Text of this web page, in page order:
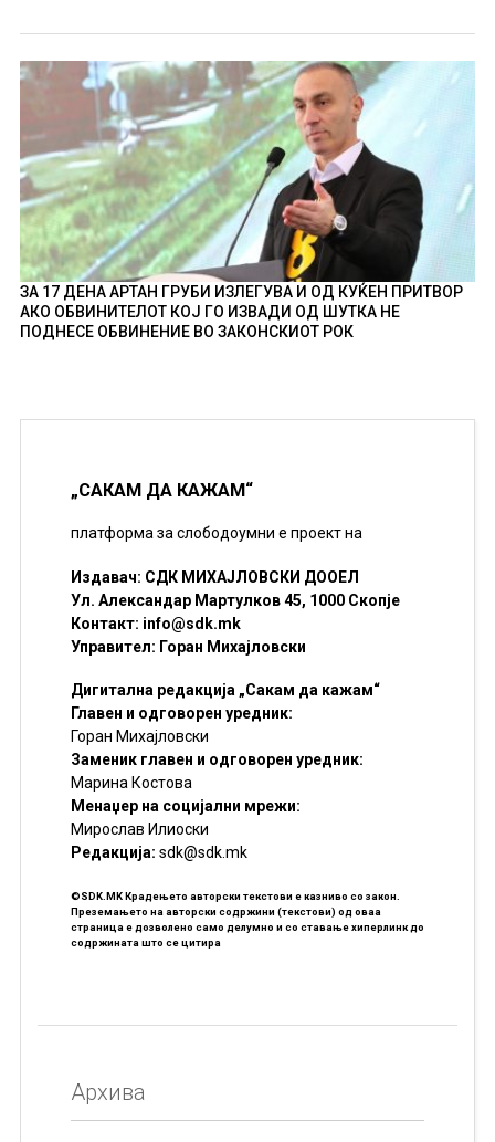
ЗА 17 ДЕНА АРТАН ГРУБИ ИЗЛЕГУВА И ОД КУЌЕН ПРИТВОР
АКО ОБВИНИТЕЛОТ КОЈ ГО ИЗВАДИ ОД ШУТКА НЕ
ПОДНЕСЕ ОБВИНЕНИЕ ВО ЗАКОНСКИОТ РОК
„САКАМ ДА КАЖАМ“
платформа за слободоумни е проект на
Издавач: СДК МИХАЈЛОВСКИ ДООЕЛ
Ул. Александар Мартулков 45, 1000 Скопје
Контакт: info@sdk.mk
Управител: Горан Михајловски
Дигитална редакција „Сакам да кажам“
Главен и одговорен уредник:
Горан Михајловски
Заменик главен и одговорен уредник:
Марина Костова
Менаџер на социјални мрежи:
Мирослав Илиоски
Редакцијa: sdk@sdk.mk
©SDK.MK Крадењето авторски текстови е казниво со закон.
Преземањето на авторски содржини (текстови) од оваа
страница е дозволено само делумно и со ставање хиперлинк до
содржината што се цитира
Архива